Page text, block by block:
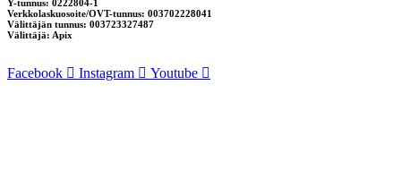
Y-tunnus: 0222804-1
Verkkolaskuosoite/OVT-tunnus: 003702228041
Välittäjän tunnus: 003723327487
Välittäjä: Apix
Facebook Instagram Youtube